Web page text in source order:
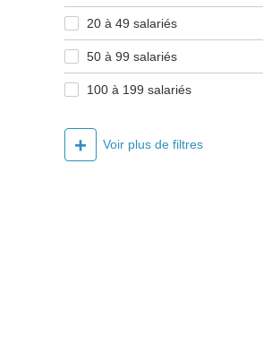
20 à 49 salariés
50 à 99 salariés
100 à 199 salariés
+ Voir plus de filtres